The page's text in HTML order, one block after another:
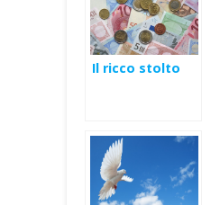
Il ricco stolto